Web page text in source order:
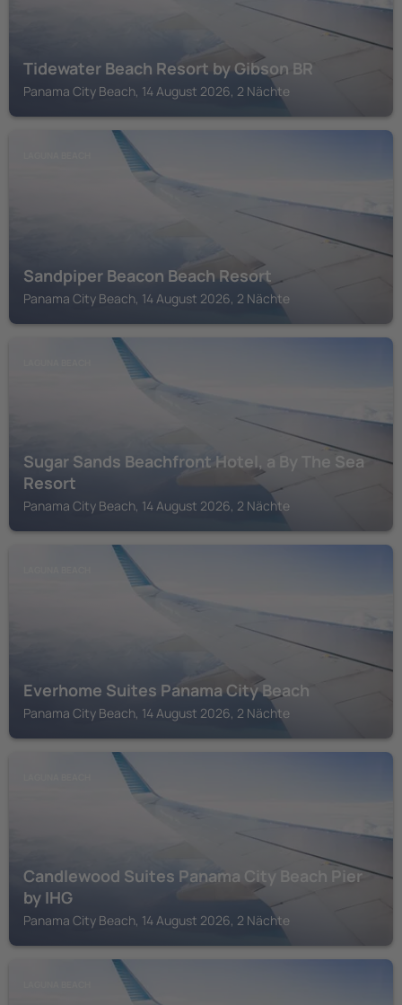
Tidewater Beach Resort by Gibson BR
Panama City Beach, 14 August 2026, 2 Nächte
Sandpiper Beacon Beach Resort
Panama City Beach, 14 August 2026, 2 Nächte
Sugar Sands Beachfront Hotel, a By The Sea
Resort
Panama City Beach, 14 August 2026, 2 Nächte
Everhome Suites Panama City Beach
Panama City Beach, 14 August 2026, 2 Nächte
Candlewood Suites Panama City Beach Pier
by IHG
Panama City Beach, 14 August 2026, 2 Nächte